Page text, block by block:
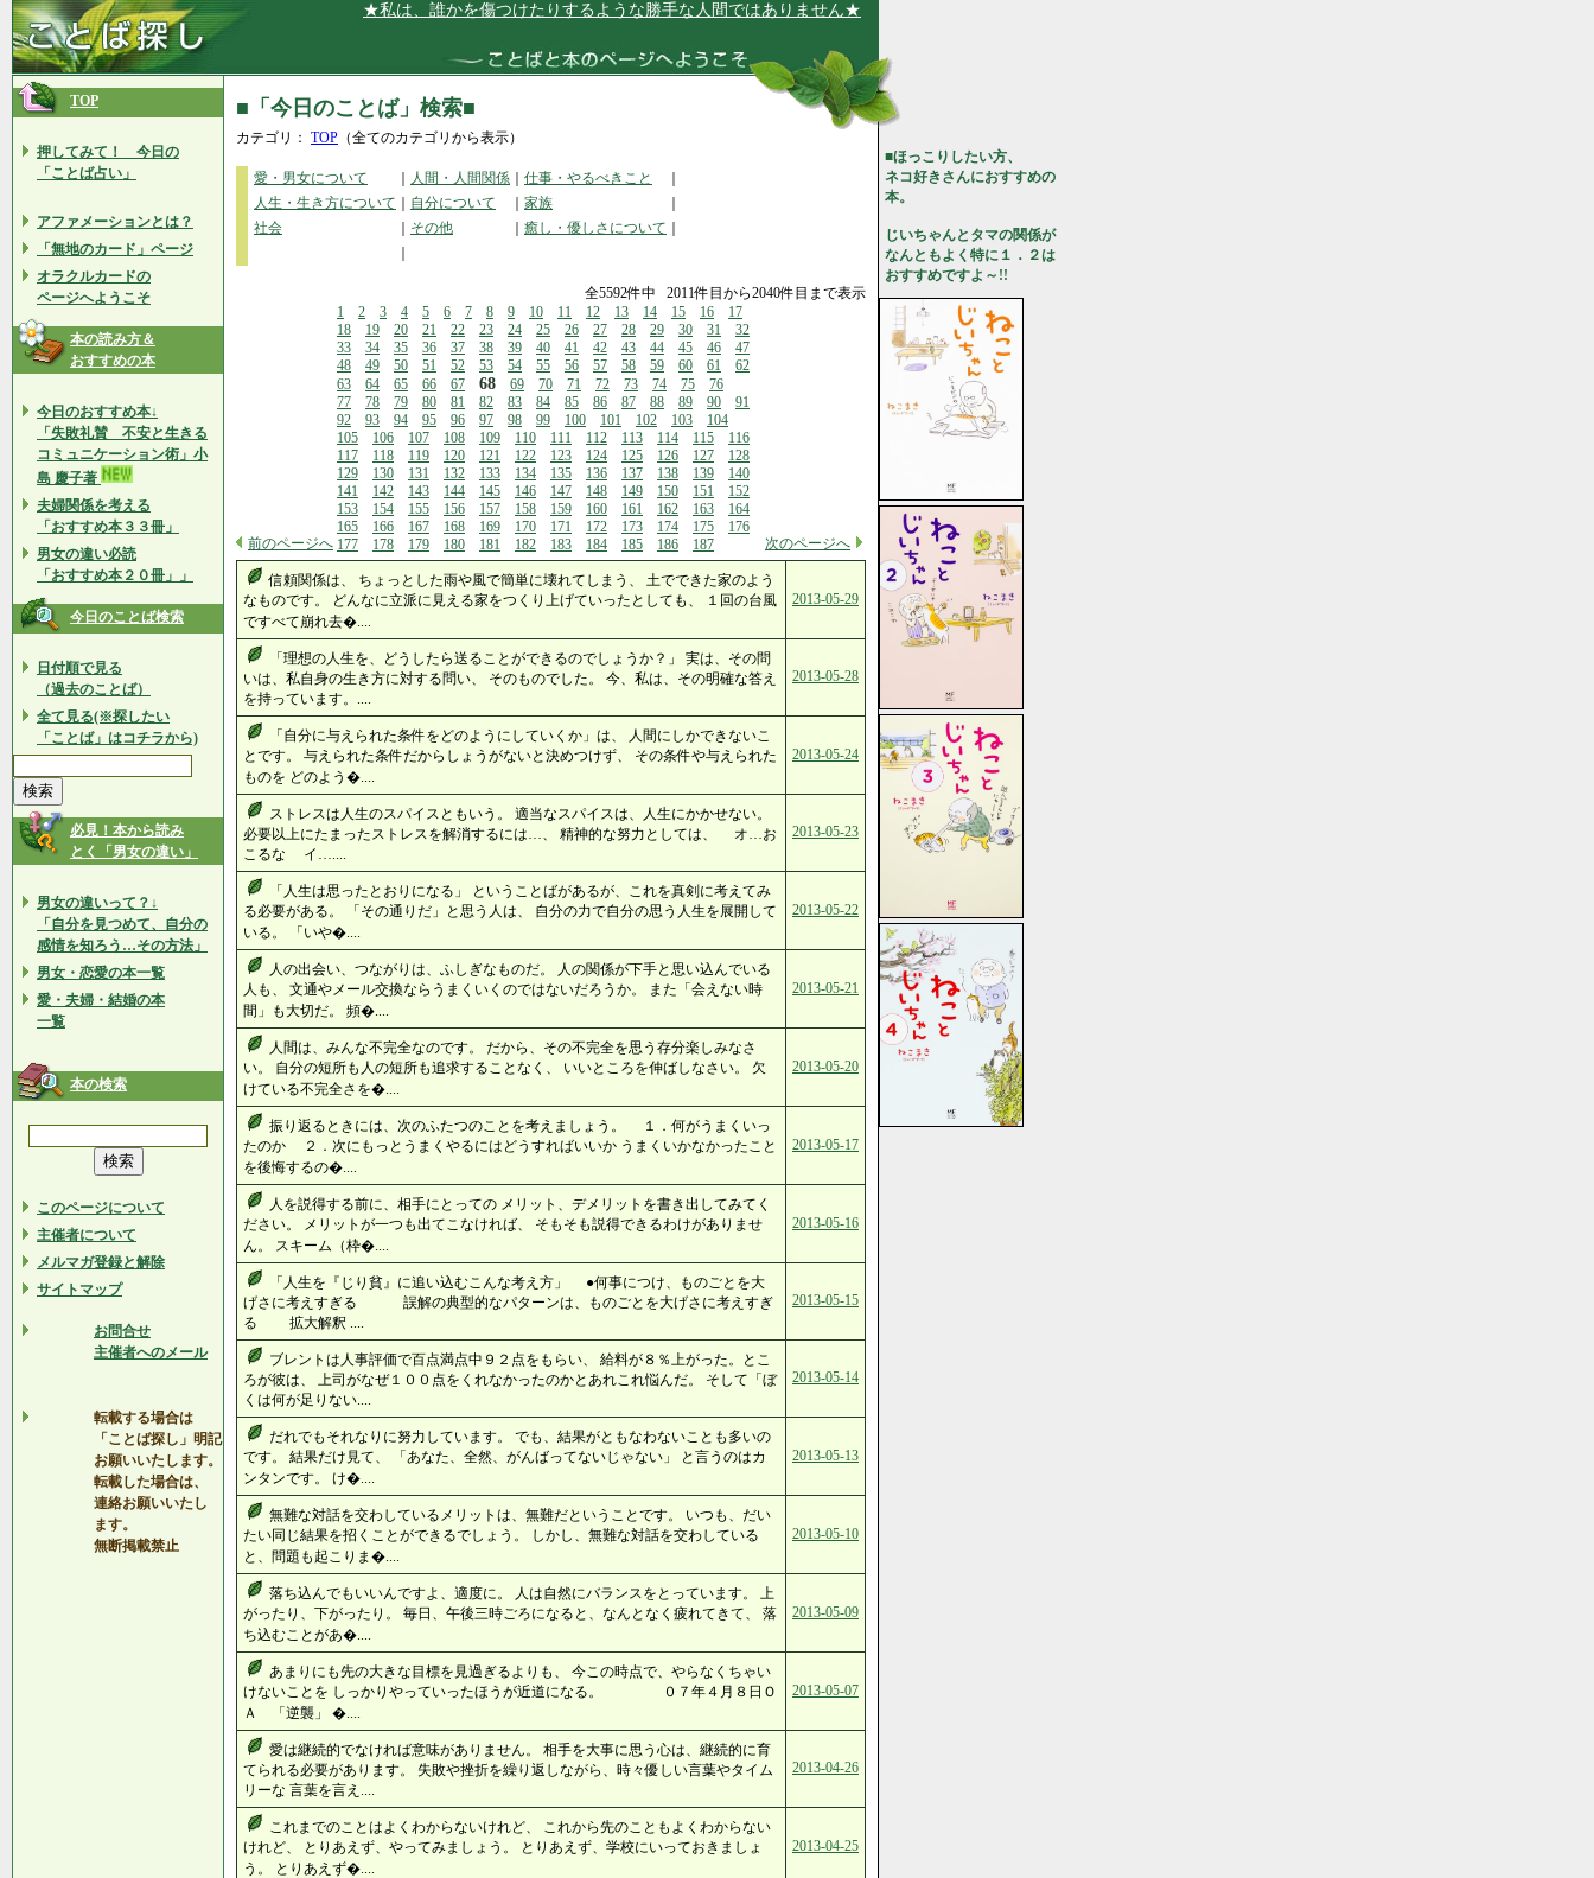
★私は、誰かを傷つけたりするような勝手な人間ではありません★
TOP
押してみて！ 今日の
「ことば占い」
アファメーションとは？
「無地のカード」ページ
オラクルカードの
ページへようこそ
本の読み方＆
おすすめの本
今日のおすすめ本↓
「失敗礼賛 不安と生きる
コミュニケーション術」小
島 慶子著
夫婦関係を考える
「おすすめ本３３冊」
男女の違い必読
「おすすめ本２０冊」」
今日のことば検索
日付順で見る
（過去のことば）
全て見る(※探したい
「ことば」はコチラから)
必見！本から読み
とく「男女の違い」
男女の違いって？↓
「自分を見つめて、自分の
感情を知ろう…その方法」
男女・恋愛の本一覧
愛・夫婦・結婚の本
一覧
本の検索
このページについて
主催者について
メルマガ登録と解除
サイトマップ
お問合せ
主催者へのメール
転載する場合は
「ことば探し」明記
お願いいたします。
転載した場合は、
連絡お願いいたし
ます。
無断掲載禁止
■「今日のことば」検索■
カテゴリ： TOP （全てのカテゴリから表示）
愛・男女について 人間・人間関係 仕事・やるべきこと
人生・生き方について
自分について 家族
社会
その他 癒し・優しさについて
全5592件中 2011件目から2040件目まで表示
前のページへ
1 2 3 4 5 6 7 8 9 10 11 12 13 14 15 16
17
18
19 20 21 22 23 24 25 26 27 28 29 30 31
32
33
34 35 36 37 38 39 40 41 42 43 44 45 46
47
48
49 50 51 52 53 54 55 56 57 58 59 60 61
62
63
64 65 66 67 68 69 70 71 72 73 74 75
76
77
78 79 80 81 82 83 84 85 86 87 88 89 90
91
92
93 94 95 96 97 98 99 100 101 102 103
104
105
106 107 108 109 110 111 112 113 114 115
116
117
118 119 120 121 122 123 124 125 126 127
128
129
130 131 132 133 134 135 136 137 138 139
140
141
142 143 144 145 146 147 148 149 150 151
152
153
154 155 156 157 158 159 160 161 162 163
164
165
166 167 168 169 170 171 172 173 174 175
176
177
178 179 180 181 182 183 184 185 186 187 次のページへ
信頼関係は、 ちょっとした雨や風で簡単に壊れてしまう、 土でできた家のよう
なものです。 どんなに立派に見える家をつくり上げていったとしても、 １回の台風
ですべて崩れ去�....
2013-05-29
「理想の人生を、どうしたら送ることができるのでしょうか？」 実は、その問
いは、私自身の生き方に対する問い、 そのものでした。 今、私は、その明確な答え
を持っています。....
2013-05-28
「自分に与えられた条件をどのようにしていくか」は、 人間にしかできないこ
とです。 与えられた条件だからしょうがないと決めつけず、 その条件や与えられた
ものを どのよう�....
2013-05-24
ストレスは人生のスパイスともいう。 適当なスパイスは、人生にかかせない。
必要以上にたまったストレスを解消するには…、 精神的な努力としては、 オ…お
こるな イ…....
2013-05-23
「人生は思ったとおりになる」 ということばがあるが、これを真剣に考えてみ
る必要がある。 「その通りだ」と思う人は、 自分の力で自分の思う人生を展開して
いる。 「いや�....
2013-05-22
人の出会い、つながりは、ふしぎなものだ。 人の関係が下手と思い込んでいる
人も、 文通やメール交換ならうまくいくのではないだろうか。 また「会えない時
間」も大切だ。 頻�....
2013-05-21
人間は、みんな不完全なのです。 だから、その不完全を思う存分楽しみなさ
い。 自分の短所も人の短所も追求することなく、 いいところを伸ばしなさい。 欠
けている不完全さを�....
2013-05-20
振り返るときには、次のふたつのことを考えましょう。 １．何がうまくいっ
たのか ２．次にもっとうまくやるにはどうすればいいか うまくいかなかったこと
を後悔するの�....
2013-05-17
人を説得する前に、相手にとっての メリット、デメリットを書き出してみてく
ださい。 メリットが一つも出てこなければ、 そもそも説得できるわけがありませ
ん。 スキーム（枠�....
2013-05-16
「人生を『じり貧』に追い込むこんな考え方」 ●何事につけ、ものごとを大
げさに考えすぎる 誤解の典型的なパターンは、ものごとを大げさに考えすぎ
る 拡大解釈 ....
2013-05-15
ブレントは人事評価で百点満点中９２点をもらい、 給料が８％上がった。とこ
ろが彼は、 上司がなぜ１００点をくれなかったのかとあれこれ悩んだ。 そして「ぼ
くは何が足りない....
2013-05-14
だれでもそれなりに努力しています。 でも、結果がともなわないことも多いの
です。 結果だけ見て、 「あなた、全然、がんばってないじゃない」 と言うのはカ
ンタンです。 け�....
2013-05-13
無難な対話を交わしているメリットは、無難だということです。 いつも、だい
たい同じ結果を招くことができるでしょう。 しかし、無難な対話を交わしている
と、問題も起こりま�....
2013-05-10
落ち込んでもいいんですよ、適度に。 人は自然にバランスをとっています。 上
がったり、下がったり。 毎日、午後三時ごろになると、なんとなく疲れてきて、 落
ち込むことがあ�....
2013-05-09
あまりにも先の大きな目標を見過ぎるよりも、 今この時点で、やらなくちゃい
けないことを しっかりやっていったほうが近道になる。 ０７年４月８日Ｏ
Ａ 「逆襲」 �....
2013-05-07
愛は継続的でなければ意味がありません。 相手を大事に思う心は、継続的に育
てられる必要があります。 失敗や挫折を繰り返しながら、時々優しい言葉やタイム
リーな 言葉を言え....
2013-04-26
これまでのことはよくわからないけれど、 これから先のこともよくわからない
けれど、 とりあえず、やってみましょう。 とりあえず、学校にいっておきましょ
う。 とりあえず�....
2013-04-25
■ほっこりしたい方、
ネコ好きさんにおすすめの
本。
じいちゃんとタマの関係が
なんともよく特に１．２は
おすすめですよ～!!